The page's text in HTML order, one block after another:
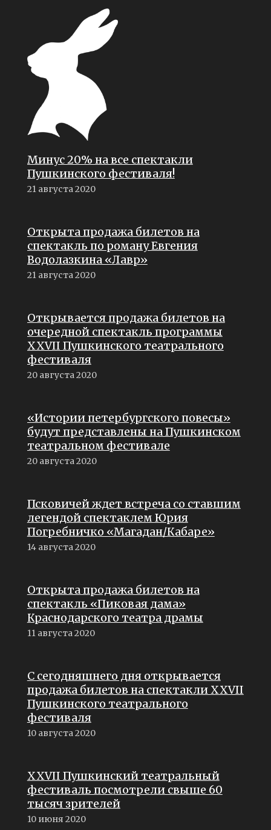
Минус 20% на все спектакли
Пушкинского фестиваля!
21 августа 2020
Открыта продажа билетов на
спектакль по роману Евгения
Водолазкина «Лавр»
21 августа 2020
Открывается продажа билетов на
очередной спектакль программы
XXVII Пушкинского театрального
фестиваля
20 августа 2020
«Истории петербургского повесы»
будут представлены на Пушкинском
театральном фестивале
20 августа 2020
Псковичей ждет встреча со ставшим
легендой спектаклем Юрия
Погребничко «Магадан/Кабаре»
14 августа 2020
Открыта продажа билетов на
спектакль «Пиковая дама»
Краснодарского театра драмы
11 августа 2020
С сегодняшнего дня открывается
продажа билетов на спектакли XXVII
Пушкинского театрального
фестиваля
10 августа 2020
XXVII Пушкинский театральный
фестиваль посмотрели свыше 60
тысяч зрителей
10 июня 2020